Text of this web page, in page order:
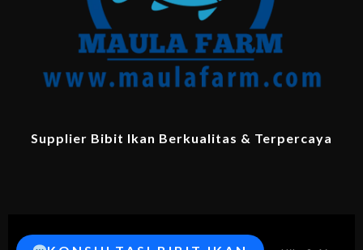
Supplier Bibit Ikan Berkualitas & Terpercaya